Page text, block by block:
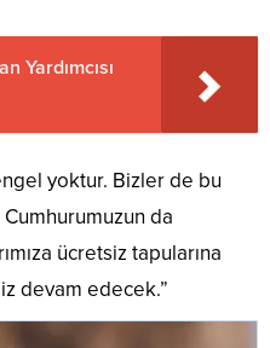
Yardımcısı
yoktur. Bizler de bu
da
ücretsiz tapularına
devam edecek.”